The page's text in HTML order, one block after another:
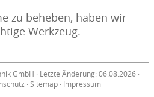
zu beheben, haben wir
Werkzeug.
GmbH · Letzte Änderung: 06.08.2026 ·
· Sitemap· Impressum